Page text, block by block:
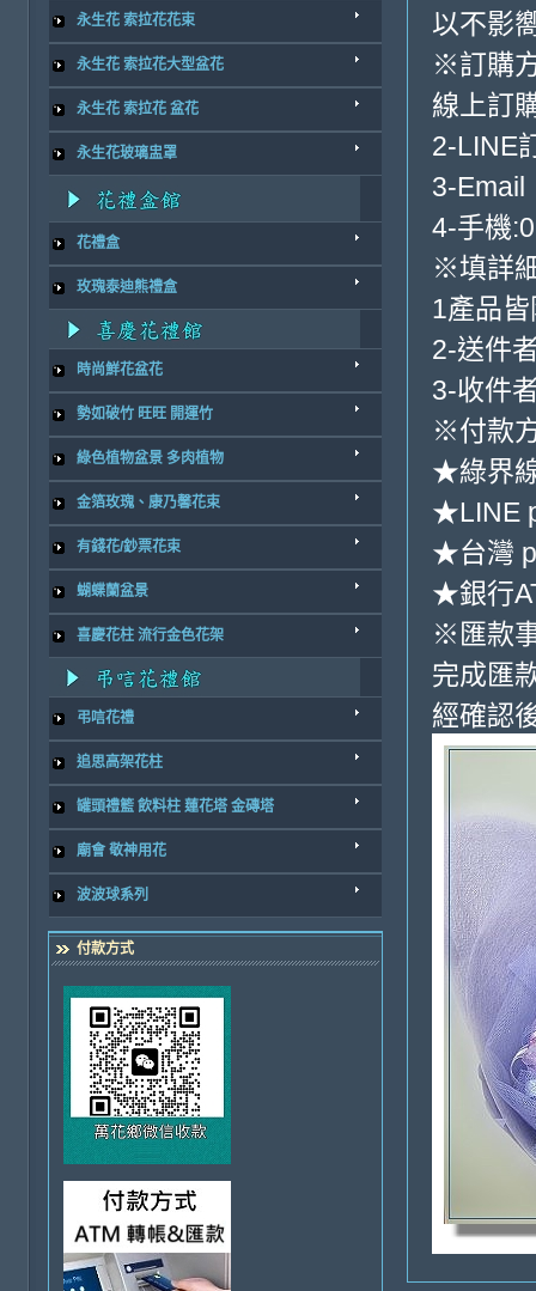
永生花 索拉花花束
永生花 索拉花大型盆花
永生花 索拉花 盆花
永生花玻璃盅罩
花禮盒
玫瑰泰迪熊禮盒
時尚鮮花盆花
勢如破竹 旺旺 開運竹
綠色植物盆景 多肉植物
金箔玫瑰、康乃馨花束
有錢花/鈔票花束
蝴蝶蘭盆景
喜慶花柱 流行金色花架
弔唁花禮
追思高架花柱
罐頭禮籃 飲料柱 蓮花塔 金磚塔
廟會 敬神用花
波波球系列
付款方式
以不影
※訂購
線上訂
2-LINE
3-Email
4-手機
※填詳
1產品
2-送件
3-收件
※付款
★綠界
★LINE
★台灣
★銀行
※匯款
完成匯
經確認